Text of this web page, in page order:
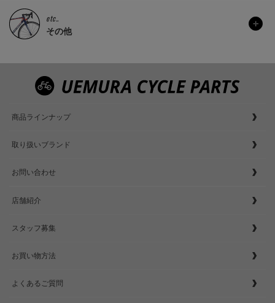
etc..
その他
商品ラインナップ
取り扱いブランド
お問い合わせ
店舗紹介
スタッフ募集
お買い物方法
よくあるご質問